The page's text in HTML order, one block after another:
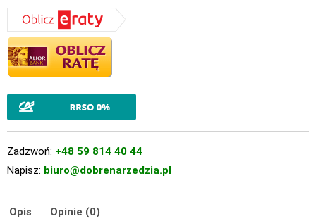
Zadzwoń: +48 59 814 40 44
Napisz: biuro@dobrenarzedzia.pl
Opis Opinie (0)